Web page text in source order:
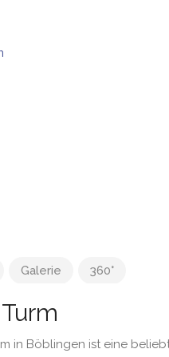
Galerie 360°
in Böblingen ist eine